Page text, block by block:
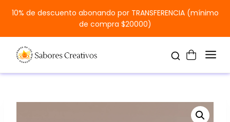
10% de descuento abonando por TRANSFERENCIA (mínimo
de compra $20000)